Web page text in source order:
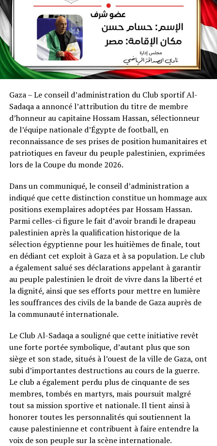
Gaza – Le conseil d’administration du Club sportif Al-
Sadaqa a annoncé l’attribution du titre de membre
d’honneur au capitaine Hossam Hassan, sélectionneur
de l’équipe nationale d’Égypte de football, en
reconnaissance de ses prises de position humanitaires et
patriotiques en faveur du peuple palestinien, exprimées
lors de la Coupe du monde 2026.
Dans un communiqué, le conseil d’administration a
indiqué que cette distinction constitue un hommage aux
positions exemplaires adoptées par Hossam Hassan.
Parmi celles-ci figure le fait d’avoir brandi le drapeau
palestinien après la qualification historique de la
sélection égyptienne pour les huitièmes de finale, tout
en dédiant cet exploit à Gaza et à sa population. Le club
a également salué ses déclarations appelant à garantir
au peuple palestinien le droit de vivre dans la liberté et
la dignité, ainsi que ses efforts pour mettre en lumière
les souffrances des civils de la bande de Gaza auprès de
la communauté internationale.
Le Club Al-Sadaqa a souligné que cette initiative revêt
une forte portée symbolique, d’autant plus que son
siège et son stade, situés à l’ouest de la ville de Gaza, ont
subi d’importantes destructions au cours de la guerre.
Le club a également perdu plus de cinquante de ses
membres, tombés en martyrs, mais poursuit malgré
tout sa mission sportive et nationale. Il tient ainsi à
honorer toutes les personnalités qui soutiennent la
cause palestinienne et contribuent à faire entendre la
voix de son peuple sur la scène internationale.